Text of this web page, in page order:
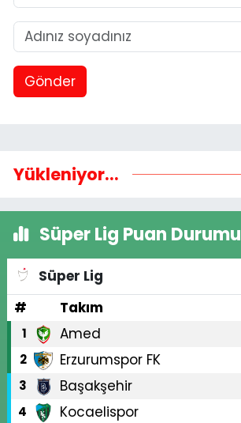
Gönder
Yükleniyor...
Süper Lig Puan Durumu
Süper Lig
#
Takım
1 Amed
2 Erzurumspor FK
3 Başakşehir
4 Kocaelispor